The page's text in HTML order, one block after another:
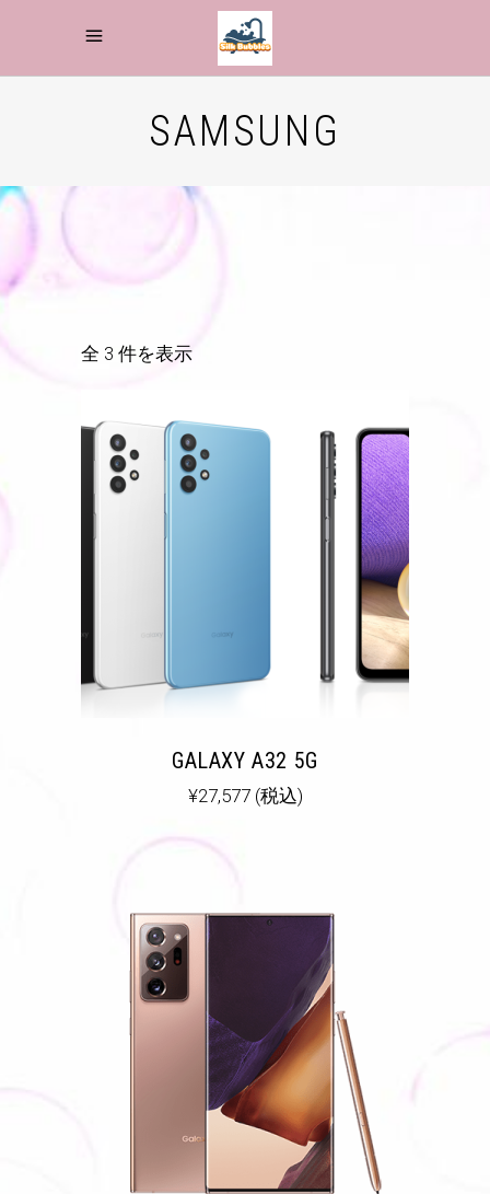
SAMSUNG
全 3 件を表示
GALAXY A32 5G
¥27,577 (税込)